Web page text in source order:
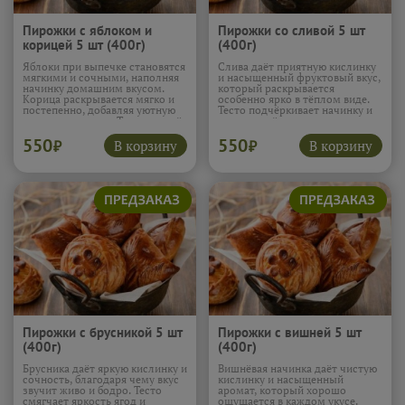
Пирожки с яблоком и
корицей 5 шт (400г)
Яблоки при выпечке становятся
мягкими и сочными, наполняя
начинку домашним вкусом.
Корица раскрывается мягко и
постепенно, добавляя уютную
пряность и тепло. Тесто создаёт
нежную текстуру, и эти
пирожки особенно хороши к
вечернему чаю.Подробнее...
550₽ В корзину
Пирожки со сливой 5 шт
(400г)
Слива даёт приятную кислинку
и насыщенный фруктовый вкус,
который раскрывается
особенно ярко в тёплом виде.
Тесто подчёркивает начинку и
смягчает её яркость, создавая
ровный баланс. Эти пирожки
приятно освежают и оставляют
лёгкое фруктовое послевкусие.
550₽ В корзину
Пирожки с брусникой 5 шт
(400г)
Брусника даёт яркую кислинку и
сочность, благодаря чему вкус
звучит живо и бодро. Тесто
смягчает яркость ягод и
Пирожки с вишней 5 шт
(400г)
Вишнёвая начинка даёт чистую
кислинку и насыщенный
аромат, который хорошо
ощущается в каждом укусе.